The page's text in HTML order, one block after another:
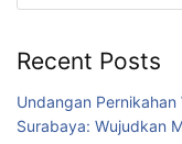
Recent Posts
Undangan
Surabaya: Wujudkan